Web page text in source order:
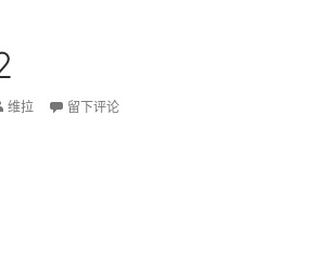
维拉 留下评论